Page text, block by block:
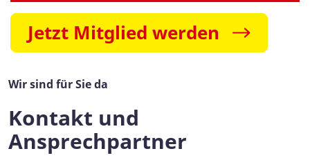
Jetzt Mitglied werden
Wir sind für Sie da
Kontakt und
Ansprechpartner